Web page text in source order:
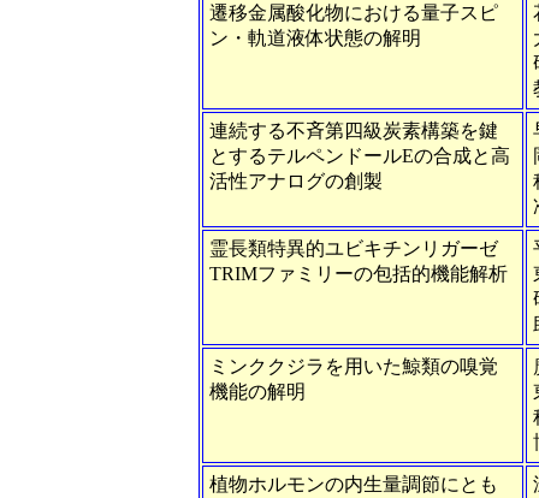
遷移金属酸化物における量子スピ
ン・軌道液体状態の解明
連続する不斉第四級炭素構築を鍵
とするテルペンドールEの合成と高
活性アナログの創製
霊長類特異的ユビキチンリガーゼ
TRIMファミリーの包括的機能解析
ミンククジラを用いた鯨類の嗅覚
機能の解明
植物ホルモンの内生量調節にとも